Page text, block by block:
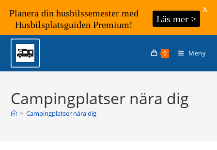
Hoppa
innehållet
0 Meny
Campingplatser nära dig
> Campingplatser nära dig
Planera din husbilssemester med
Husbilsplatsguiden Premium!
Läs mer >
X